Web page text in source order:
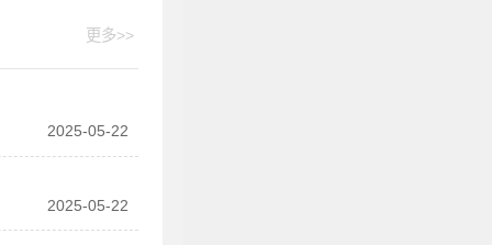
更多>>
2025-05-22
2025-05-22